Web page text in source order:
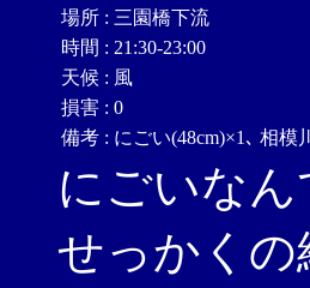
場所 : 三園橋下流
時間 : 21:30-23:00
天候 : 風
損害 : 0
備考 : にごい(48cm)×1､ 相模
にごいな
せっかく